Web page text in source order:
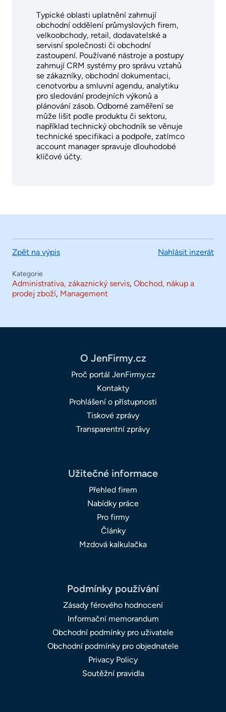
Typické oblasti uplatnění zahrnují
obchodní oddělení průmyslových firem,
velkoobchody, retail, dodavatelské a
servisní společnosti či obchodní
zastoupení. Používané nástroje a postupy
zahrnují CRM systémy pro správu vztahů
se zákazníky, obchodní dokumentaci,
cenotvorbu a smluvní agendu, analytiku
pro sledování prodejních výkonů a
plánování zásob. Odborné zaměření se
může lišit podle produktu či sektoru,
například technický obchodník se věnuje
technické specifikaci a podpoře, zatímco
account manager spravuje dlouhodobé
klíčové účty.
Zpět na výpis Nahlásit inzerát
Kategorie
Administrativa, zákaznický servis, Obchod, nákup a
prodej zboží, Management
O JenFirmy.cz
Proč portál JenFirmy.cz
Kontakty
Prohlášení o přístupnosti
Tiskové zprávy
Transparentní zprávy
Užitečné informace
Přehled firem
Nabídky práce
Pro firmy
Články
Mzdová kalkulačka
Podmínky používání
Zásady férového hodnocení
Informační memorandum
Obchodní podmínky pro uživatele
Obchodní podmínky pro objednatele
Privacy Policy
Soutěžní pravidla